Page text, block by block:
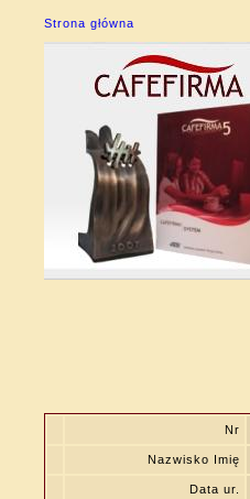
Strona główna
Nr
Nazwisko Imię
Data ur.